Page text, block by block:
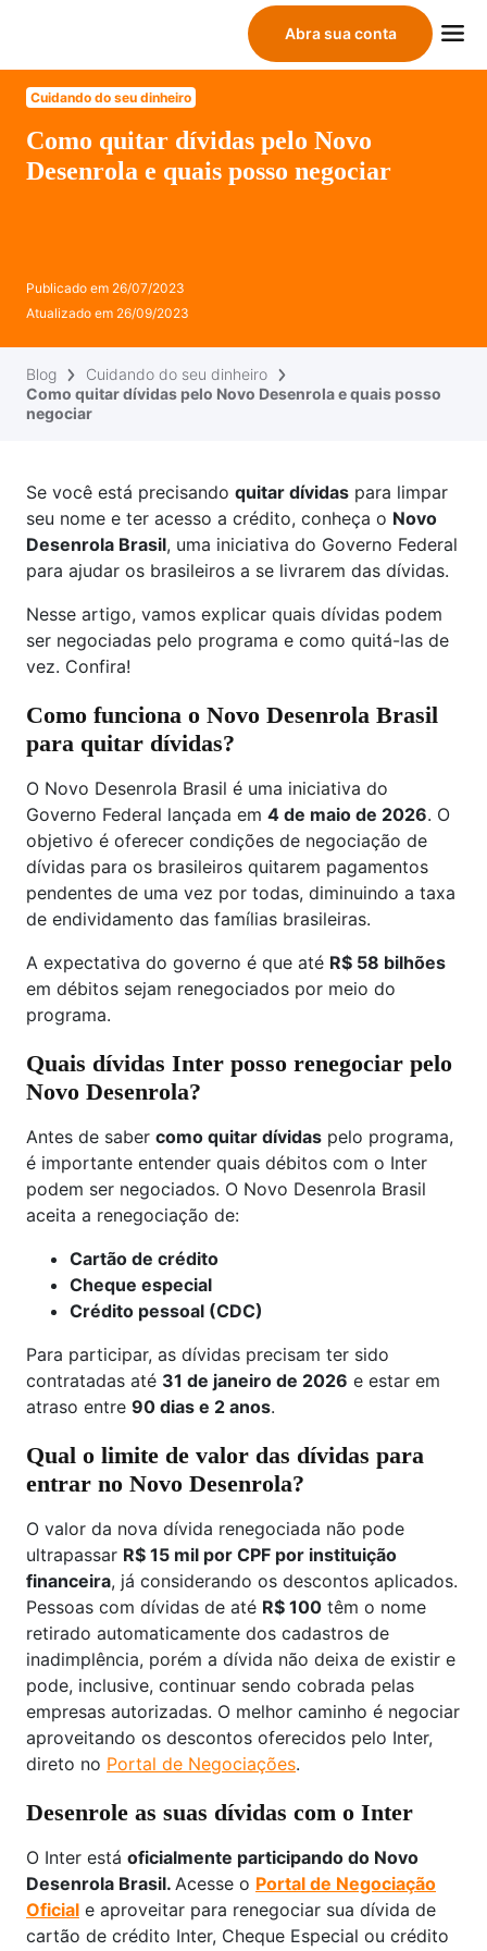
Abra sua conta
Cuidando do seu dinheiro
Como quitar dívidas pelo Novo
Desenrola e quais posso negociar
Publicado em 26/07/2023
Atualizado em 26/09/2023
Blog
Cuidando do seu dinheiro
Como quitar dívidas pelo Novo Desenrola e quais posso
negociar
Se você está precisando quitar dívidas para limpar
seu nome e ter acesso a crédito, conheça o Novo
Desenrola Brasil, uma iniciativa do Governo Federal
para ajudar os brasileiros a se livrarem das dívidas.
Nesse artigo, vamos explicar quais dívidas podem
ser negociadas pelo programa e como quitá-las de
vez. Confira!
Como funciona o Novo Desenrola Brasil
para quitar dívidas?
O Novo Desenrola Brasil é uma iniciativa do
Governo Federal lançada em 4 de maio de 2026. O
objetivo é oferecer condições de negociação de
dívidas para os brasileiros quitarem pagamentos
pendentes de uma vez por todas, diminuindo a taxa
de endividamento das famílias brasileiras.
A expectativa do governo é que até R$ 58 bilhões
em débitos sejam renegociados por meio do
programa.
Quais dívidas Inter posso renegociar pelo
Novo Desenrola?
Antes de saber como quitar dívidas pelo programa,
é importante entender quais débitos com o Inter
podem ser negociados. O Novo Desenrola Brasil
aceita a renegociação de:
Cartão de crédito
Cheque especial
Crédito pessoal (CDC)
Para participar, as dívidas precisam ter sido
contratadas até 31 de janeiro de 2026 e estar em
atraso entre 90 dias e 2 anos.
Qual o limite de valor das dívidas para
entrar no Novo Desenrola?
O valor da nova dívida renegociada não pode
ultrapassar R$ 15 mil por CPF por instituição
financeira, já considerando os descontos aplicados.
Pessoas com dívidas de até R$ 100 têm o nome
retirado automaticamente dos cadastros de
inadimplência, porém a dívida não deixa de existir e
pode, inclusive, continuar sendo cobrada pelas
empresas autorizadas. O melhor caminho é negociar
aproveitando os descontos oferecidos pelo Inter,
direto no Portal de Negociações.
Desenrole as suas dívidas com o Inter
O Inter está oficialmente participando do Novo
Desenrola Brasil. Acesse o Portal de Negociação
Oficial e aproveitar para renegociar sua dívida de
cartão de crédito Inter, Cheque Especial ou crédito